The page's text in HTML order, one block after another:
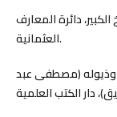
دائرة المعارف
العثمانية.
تاريخ بغداد وذيوله (مصطفى عبد